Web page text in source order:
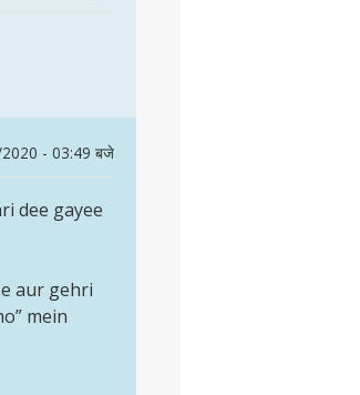
- 03:49 बजे
dee gayee
aur gehri
mein